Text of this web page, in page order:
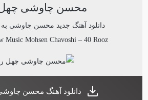
محسن چاوشی چهل
دانلود آهنگ جدید محسن چاوشی
Music Mohsen Chavoshi – 40 Rooz
دانلود آهنگ محسن